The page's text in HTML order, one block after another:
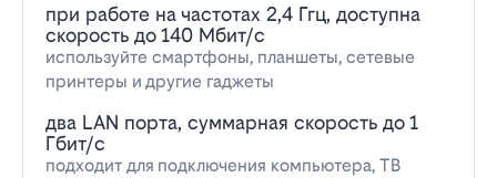
при работе на частотах 2,4 Ггц, доступна
скорость до 140 Мбит/с
используйте смартфоны, планшеты, сетевые
принтеры и другие гаджеты
два LAN порта, суммарная скорость до 1
Гбит/с
подходит для подключения компьютера, ТВ